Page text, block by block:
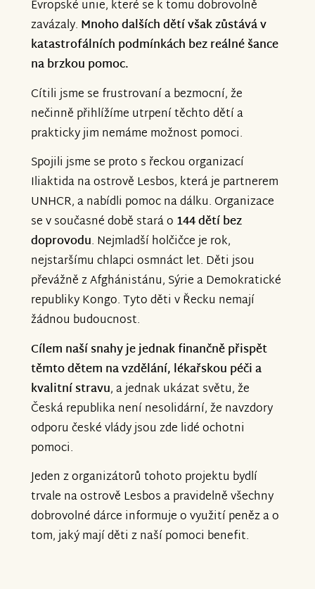
Evropské unie, které se k tomu dobrovolně
zavázaly. Mnoho dalších dětí však zůstává v
katastrofálních podmínkách bez reálné šance
na brzkou pomoc.
Cítili jsme se frustrovaní a bezmocní, že
nečinně přihlížíme utrpení těchto dětí a
prakticky jim nemáme možnost pomoci.
Spojili jsme se proto s řeckou organizací
Iliaktida na ostrově Lesbos, která je partnerem
UNHCR, a nabídli pomoc na dálku. Organizace
se v současné době stará o 144 dětí bez
doprovodu. Nejmladší holčičce je rok,
nejstaršímu chlapci osmnáct let. Děti jsou
převážně z Afghánistánu, Sýrie a Demokratické
republiky Kongo. Tyto děti v Řecku nemají
žádnou budoucnost.
Cílem naší snahy je jednak finančně přispět
těmto dětem na vzdělání, lékařskou péči a
kvalitní stravu, a jednak ukázat světu, že
Česká republika není nesolidární, že navzdory
odporu české vlády jsou zde lidé ochotni
pomoci.
Jeden z organizátorů tohoto projektu bydlí
trvale na ostrově Lesbos a pravidelně všechny
dobrovolné dárce informuje o využití peněz a o
tom, jaký mají děti z naší pomoci benefit.